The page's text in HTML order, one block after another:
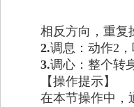
相反方向，重复
2.调息：动作2
3.调心：整个转
【操作提示】
在本节操作中，